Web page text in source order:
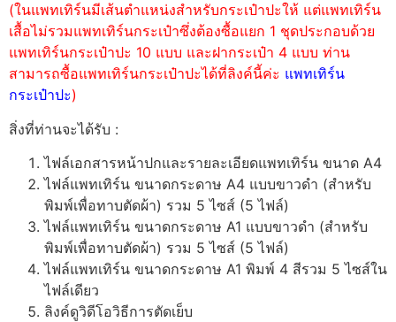
(ในแพทเทิร์นมีเส้นตำแหน่งสำหรับกระเป๋าปะให้ แต่แพทเทิร์น
เสื้อไม่รวมแพทเทิร์นกระเป๋าซึ่งต้องซื้อแยก 1 ชุดประกอบด้วย
แพทเทิร์นกระเป๋าปะ 10 แบบ และฝากระเป๋า 4 แบบ ท่าน
สามารถซื้อแพทเทิร์นกระเป๋าปะได้ที่ลิงค์นี้ค่ะ แพทเทิร์น
กระเป๋าปะ)
สิ่งที่ท่านจะได้รับ :
ไฟล์เอกสารหน้าปกและรายละเอียดแพทเทิร์น ขนาด A4
ไฟล์แพทเทิร์น ขนาดกระดาษ A4 แบบขาวดำ (สำหรับ
พิมพ์เพื่อทาบตัดผ้า) รวม 5 ไซส์ (5 ไฟล์)
ไฟล์แพทเทิร์น ขนาดกระดาษ A1 แบบขาวดำ (สำหรับ
พิมพ์เพื่อทาบตัดผ้า) รวม 5 ไซส์ (5 ไฟล์)
ไฟล์แพทเทิร์น ขนาดกระดาษ A1 พิมพ์ 4 สีรวม 5 ไซส์ใน
ไฟล์เดียว
ลิงค์ดูวิดีโอวิธีการตัดเย็บ